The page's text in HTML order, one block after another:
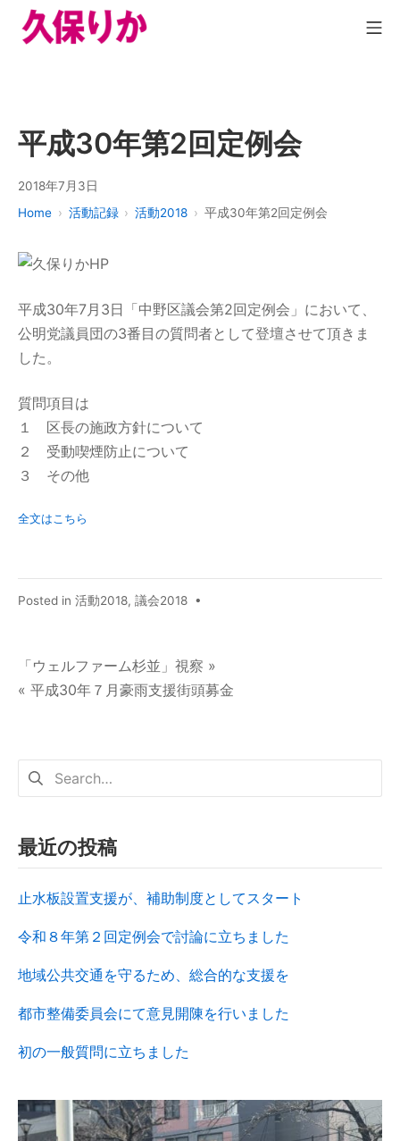
平成30年第2回定例会
2018年7月3日
Home
活動記録 活動2018 平成30年第2回定例会
平成30年7月3日「中野区議会第2回定例会」において、
公明党議員団の3番目の質問者として登壇させて頂きま
した。
質問項目は
１ 区長の施政方針について
２ 受動喫煙防止について
３ その他
全文はこちら
Posted in 活動2018, 議会2018 •
「ウェルファーム杉並」視察 »
« 平成30年７月豪雨支援街頭募金
最近の投稿
止水板設置支援が、補助制度としてスタート
令和８年第２回定例会で討論に立ちました
地域公共交通を守るため、総合的な支援を
都市整備委員会にて意見開陳を行いました
初の一般質問に立ちました